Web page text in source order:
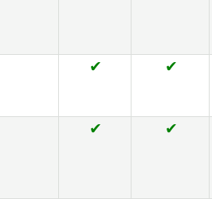
✔ ✔
✔ ✔